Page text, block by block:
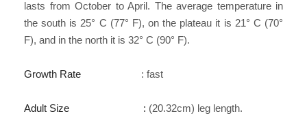
lasts from October to April. The average temperature in
the south is 25° C (77° F), on the plateau it is 21° C (70°
F), and in the north it is 32° C (90° F).
Growth Rate : fast
Adult Size : (20.32cm) leg length.